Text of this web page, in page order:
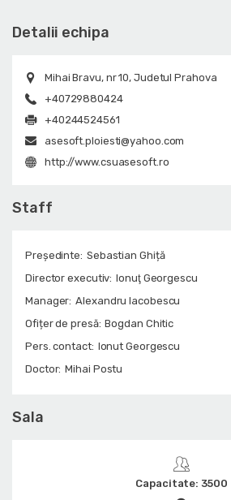
Detalii echipa
Mihai Bravu, nr 10, Judetul Prahova
+40729880424
+40244524561
asesoft.ploiesti@yahoo.com
http://www.csuasesoft.ro
Staff
Președinte: Sebastian Ghiță
Director executiv: Ionuţ Georgescu
Manager: Alexandru Iacobescu
Ofițer de presă: Bogdan Chitic
Pers. contact: Ionut Georgescu
Doctor: Mihai Postu
Sala
Capacitate: 3500